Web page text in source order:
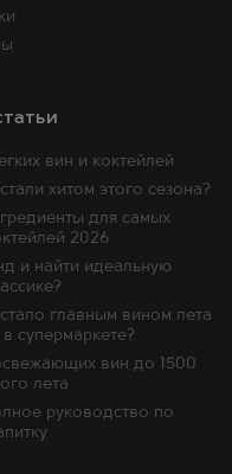
вин и коктейлей
хитом этого сезона?
для самых
2026
и найти идеальную
главным вином лета
супермаркете?
вин до 1500
лета
руководство по